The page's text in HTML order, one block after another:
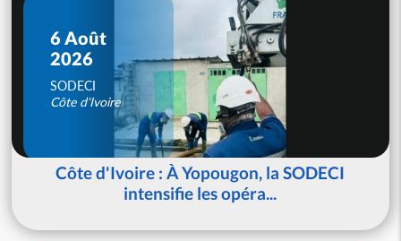
6 Août
2026
SODECI
Côte d'Ivoire
Côte d'Ivoire : À Yopougon, la SODECI
intensifie les opéra...